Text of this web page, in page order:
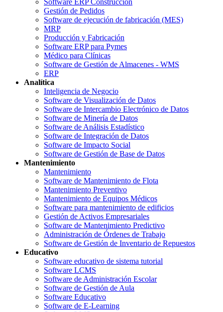
Gestión de Pedidos
Software de ejecución de fabricación (MES)
MRP
Producción y Fabricación
Software ERP para Pymes
Médico para Clínicas
Software de Gestión de Almacenes - WMS
ERP
Analítica
Inteligencia de Negocio
Software de Visualización de Datos
Software de Intercambio Electrónico de Datos
Software de Minería de Datos
Software de Análisis Estadístico
Software de Integración de Datos
Software de Impacto Social
Software de Gestión de Base de Datos
Mantenimiento
Mantenimiento
Software de Mantenimiento de Flota
Mantenimiento Preventivo
Mantenimiento de Equipos Médicos
Software para mantenimiento de edificios
Gestión de Activos Empresariales
Software de Mantenimiento Predictivo
Administración de Órdenes de Trabajo
Software de Gestión de Inventario de Repuestos
Educativo
Software educativo de sistema tutorial
Software LCMS
Software de Administración Escolar
Software de Gestión de Aula
Software Educativo
Software de E-Learning